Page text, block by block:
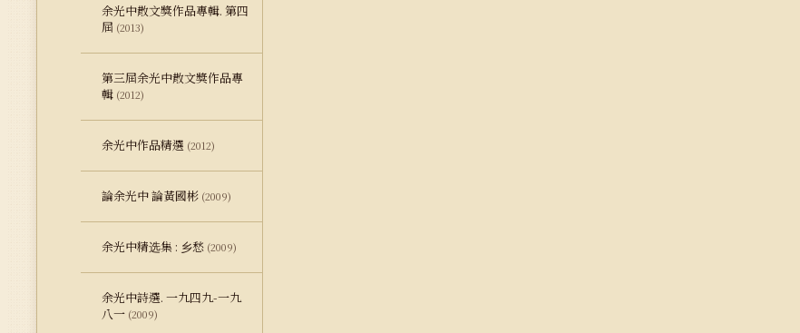
余光中散文獎作品專輯. 第四
屆 (2013)
第三屆余光中散文獎作品專
輯 (2012)
余光中作品精選 (2012)
論余光中 論黃國彬 (2009)
余光中精选集 : 乡愁 (2009)
余光中詩選. 一九四九-一九
八一 (2009)